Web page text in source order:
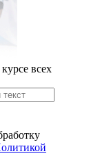
всех